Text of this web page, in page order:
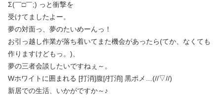
Σ(￣□￣;) っと衝撃を
受けてましたよー。
夢の対面っ、夢のたいめーんっ！
お引っ越し作業が落ち着いてまた機会があったら(てか、なくても
作りますけどもっ。)、
夢の三者会談したいですねぇ～。
Wホワイトに囲まれる [打消]腹[/打消] 黒ポメ…(//▽//)
新居での生活、いかがですか～♪